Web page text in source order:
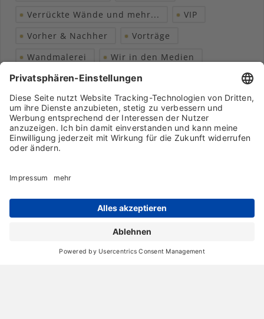
Verrückte Wände und mehr...
VIP
Vorher & Nachher
Vorträge
Wandmalerei
Wir in den Medien
Wohngesundheit
Markenpartner